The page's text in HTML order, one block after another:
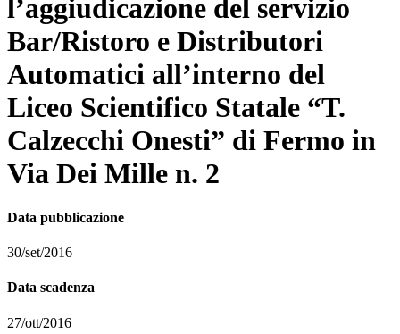
l’aggiudicazione del servizio
Bar/Ristoro e Distributori
Automatici all’interno del
Liceo Scientifico Statale “T.
Calzecchi Onesti” di Fermo in
Via Dei Mille n. 2
Data pubblicazione
30/set/2016
Data scadenza
27/ott/2016